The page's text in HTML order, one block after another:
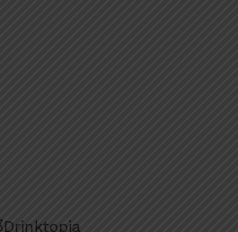
Drinktopia